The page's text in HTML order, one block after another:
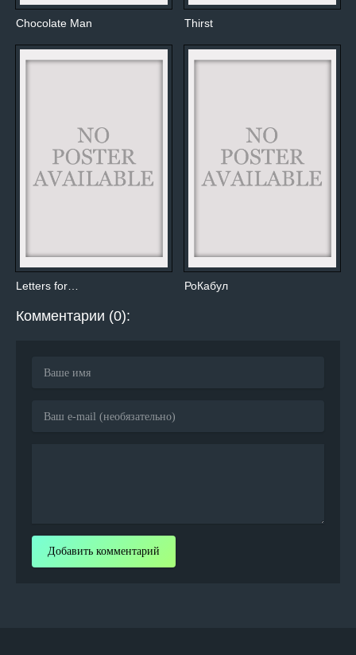
Chocolate Man Thirst
Letters for… РоКабул
Комментарии (0):
Добавить комментарий